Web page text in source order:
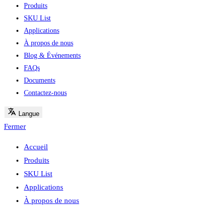
Produits
SKU List
Applications
À propos de nous
Blog & Événements
FAQs
Documents
Contactez-nous
Langue
Fermer
Accueil
Produits
SKU List
Applications
À propos de nous